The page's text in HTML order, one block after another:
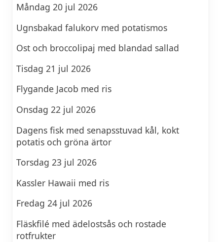
Måndag 20 jul 2026
Ugnsbakad falukorv med potatismos
Ost och broccolipaj med blandad sallad
Tisdag 21 jul 2026
Flygande Jacob med ris
Onsdag 22 jul 2026
Dagens fisk med senapsstuvad kål, kokt
potatis och gröna ärtor
Torsdag 23 jul 2026
Kassler Hawaii med ris
Fredag 24 jul 2026
Fläskfilé med ädelostsås och rostade
rotfrukter